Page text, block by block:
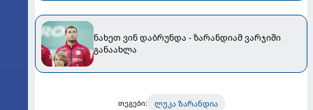
ნახეთ ვინ დაბრუნდა - ზარანდიამ ვარჯიში
განაახლა
თეგები: ლუკა ზარანდია